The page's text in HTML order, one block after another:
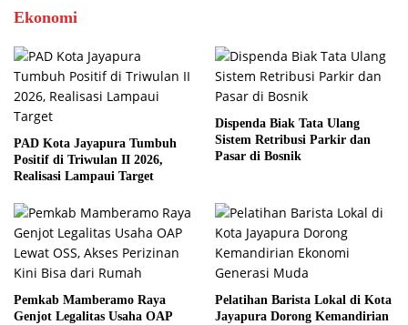
Ekonomi
PAD Kota Jayapura Tumbuh
Positif di Triwulan II 2026,
Realisasi Lampaui Target
Dispenda Biak Tata Ulang
Sistem Retribusi Parkir dan
Pasar di Bosnik
Pemkab Mamberamo Raya
Genjot Legalitas Usaha OAP
Pelatihan Barista Lokal di Kota
Jayapura Dorong Kemandirian